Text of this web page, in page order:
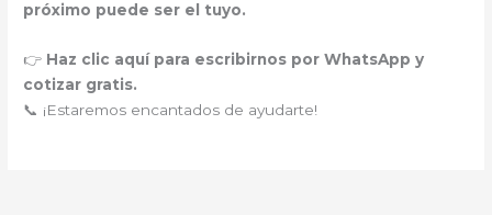
próximo puede ser el tuyo.
👉 Haz clic aquí para escribirnos por WhatsApp y
cotizar gratis.
📞 ¡Estaremos encantados de ayudarte!